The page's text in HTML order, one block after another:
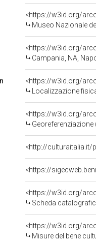
<https://w3id.org/
Museo Nazionale
<https://w3id.org/
Campania, NA,
<https://w3id.org/
Localizzazione
<https://w3id.org/
<http://culturaitalia.it/
<https://
<https://w3id.org/
Scheda
<https://w3id.org/
Misure del bene